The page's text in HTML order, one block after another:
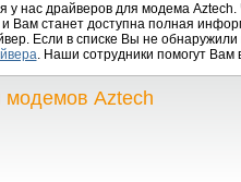
нас драйверов для модема
и Вам станет доступна полная
Если в списке Вы не
. Наши сотрудники помогут Вам
модемов Aztech